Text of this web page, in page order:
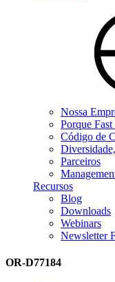
Nossa
Porque
Código de
Parceiros
Recursos
Blog
Downloads
Webinars
Newsletter
OR-D77184